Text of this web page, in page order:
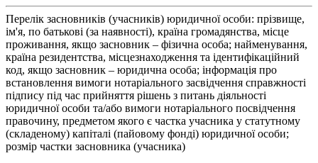
Перелік засновників (учасників) юридичної особи: прізвище,
ім'я, по батькові (за наявності), країна громадянства, місце
проживання, якщо засновник – фізична особа; найменування,
країна резидентства, місцезнаходження та ідентифікаційний
код, якщо засновник – юридична особа; інформація про
встановлення вимоги нотаріального засвідчення справжності
підпису під час прийняття рішень з питань діяльності
юридичної особи та/або вимоги нотаріального посвідчення
правочину, предметом якого є частка учасника у статутному
(складеному) капіталі (пайовому фонді) юридичної особи;
розмір частки засновника (учасника)